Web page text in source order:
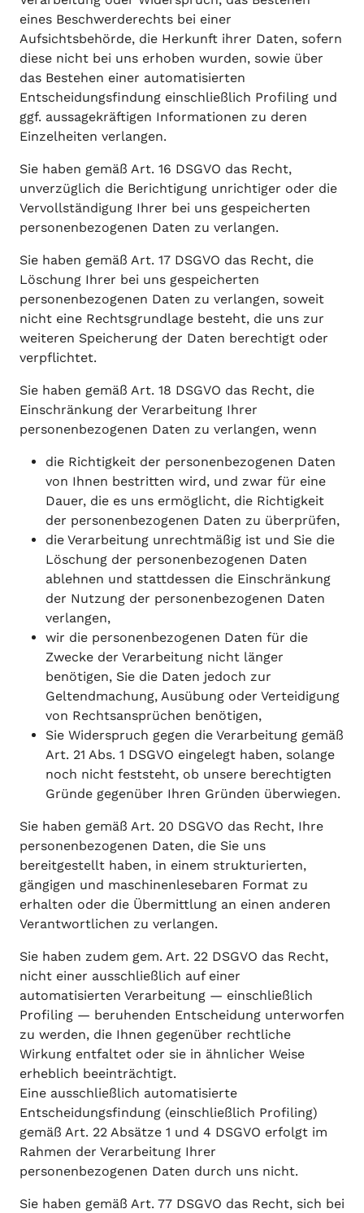
eines Beschwerderechts bei einer
Aufsichtsbehörde, die Herkunft ihrer Daten, sofern
diese nicht bei uns erhoben wurden, sowie über
das Bestehen einer automatisierten
Entscheidungsfindung einschließlich Profiling und
ggf. aussagekräftigen Informationen zu deren
Einzelheiten verlangen.
Sie haben gemäß Art. 16 DSGVO das Recht,
unverzüglich die Berichtigung unrichtiger oder die
Vervollständigung Ihrer bei uns gespeicherten
personenbezogenen Daten zu verlangen.
Sie haben gemäß Art. 17 DSGVO das Recht, die
Löschung Ihrer bei uns gespeicherten
personenbezogenen Daten zu verlangen, soweit
nicht eine Rechtsgrundlage besteht, die uns zur
weiteren Speicherung der Daten berechtigt oder
verpflichtet.
Sie haben gemäß Art. 18 DSGVO das Recht, die
Einschränkung der Verarbeitung Ihrer
personenbezogenen Daten zu verlangen, wenn
die Richtigkeit der personenbezogenen Daten
von Ihnen bestritten wird, und zwar für eine
Dauer, die es uns ermöglicht, die Richtigkeit
der personenbezogenen Daten zu überprüfen,
die Verarbeitung unrechtmäßig ist und Sie die
Löschung der personenbezogenen Daten
ablehnen und stattdessen die Einschränkung
der Nutzung der personenbezogenen Daten
verlangen,
wir die personenbezogenen Daten für die
Zwecke der Verarbeitung nicht länger
benötigen, Sie die Daten jedoch zur
Geltendmachung, Ausübung oder Verteidigung
von Rechtsansprüchen benötigen,
Sie Widerspruch gegen die Verarbeitung gemäß
Art. 21 Abs. 1 DSGVO eingelegt haben, solange
noch nicht feststeht, ob unsere berechtigten
Gründe gegenüber Ihren Gründen überwiegen.
Sie haben gemäß Art. 20 DSGVO das Recht, Ihre
personenbezogenen Daten, die Sie uns
bereitgestellt haben, in einem strukturierten,
gängigen und maschinenlesebaren Format zu
erhalten oder die Übermittlung an einen anderen
Verantwortlichen zu verlangen.
Sie haben zudem gem. Art. 22 DSGVO das Recht,
nicht einer ausschließlich auf einer
automatisierten Verarbeitung — einschließlich
Profiling — beruhenden Entscheidung unterworfen
zu werden, die Ihnen gegenüber rechtliche
Wirkung entfaltet oder sie in ähnlicher Weise
erheblich beeinträchtigt.
Eine ausschließlich automatisierte
Entscheidungsfindung (einschließlich Profiling)
gemäß Art. 22 Absätze 1 und 4 DSGVO erfolgt im
Rahmen der Verarbeitung Ihrer
personenbezogenen Daten durch uns nicht.
Sie haben gemäß Art. 77 DSGVO das Recht, sich bei